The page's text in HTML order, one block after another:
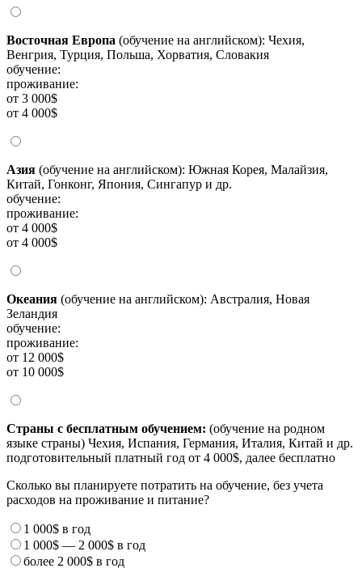
Восточная Европа (обучение на английском): Чехия,
Венгрия, Турция, Польша, Хорватия, Словакия
обучение:
проживание:
от 3 000$
от 4 000$
Азия (обучение на английском): Южная Корея, Малайзия,
Китай, Гонконг, Япония, Сингапур и др.
обучение:
проживание:
от 4 000$
от 4 000$
Океания (обучение на английском): Австралия, Новая
Зеландия
обучение:
проживание:
от 12 000$
от 10 000$
Страны с бесплатным обучением: (обучение на родном
языке страны) Чехия, Испания, Германия, Италия, Китай и др.
подготовительный платный год от 4 000$, далее бесплатно
Сколько вы планируете потратить на обучение, без учета
расходов на проживание и питание?
1 000$ в год
1 000$ — 2 000$ в год
более 2 000$ в год